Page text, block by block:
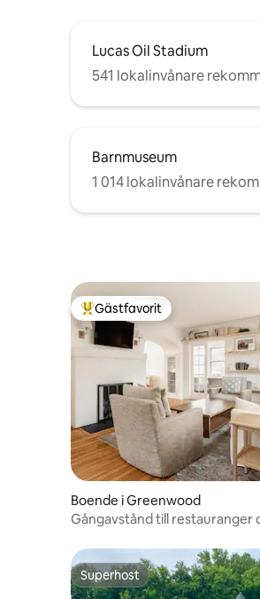
Lucas Oil Stadium
541 lokalinvånare
Barnmuseum
1 014 lokalinvånare
Populär gästfavorit
Gästfavorit
Boende i Greenwood
Gångavstånd till restauranger
Superhost
Superhost